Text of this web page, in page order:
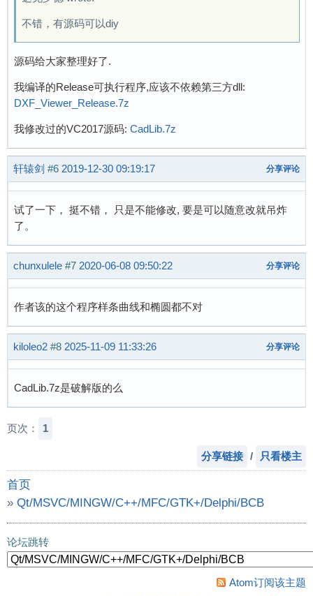
不错，有源码可以diy
源码给大家整理好了.
我编译的Release可执行程序,应该不依赖第三方dll:
DXF_Viewer_Release.7z
我修改过的VC2017源码: CadLib.7z
轩辕剑 #6 2019-12-30 09:19:17 分享评论
试了一下， 挺不错， 只是不能修改, 要是可以随意改就吊炸
了。
chunxulele #7 2020-06-08 09:50:22 分享评论
作者该的这个程序样条曲线和椭圆都不对
kiloleo2 #8 2025-11-09 11:33:26 分享评论
CadLib.7z是破解版的么
页次： 1
分享链接 / 只看楼主
首页
» Qt/MSVC/MINGW/C++/MFC/GTK+/Delphi/BCB
»再发一个简单的 MFC 开源 DXF 阅读器
论坛跳转
Atom订阅该主题